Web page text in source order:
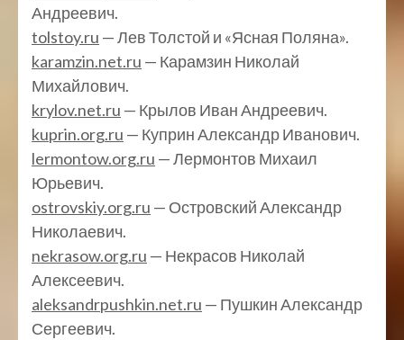
Андреевич.
tolstoy.ru — Лев Толстой и «Ясная Поляна».
karamzin.net.ru — Карамзин Николай
Михайлович.
krylov.net.ru — Крылов Иван Андреевич.
kuprin.org.ru — Куприн Александр Иванович.
lermontow.org.ru — Лермонтов Михаил
Юрьевич.
ostrovskiy.org.ru — Островский Александр
Николаевич.
nekrasow.org.ru — Некрасов Николай
Алексеевич.
aleksandrpushkin.net.ru — Пушкин Александр
Сергеевич.